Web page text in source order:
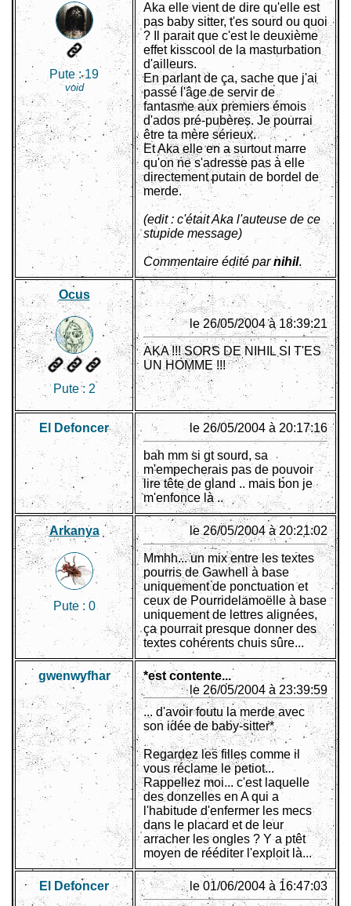
Pute :19
void
Aka elle vient de dire qu'elle est
pas baby sitter, t'es sourd ou quoi
? Il parait que c'est le deuxième
effet kisscool de la masturbation
d'ailleurs.
En parlant de ça, sache que j'ai
passé l'âge de servir de
fantasme aux premiers émois
d'ados pré-pubères. Je pourrai
être ta mère sérieux.
Et Aka elle en a surtout marre
qu'on ne s'adresse pas à elle
directement putain de bordel de
merde.
(edit : c'était Aka l'auteuse de ce
stupide message)
Commentaire édité parnihil.
Ocus
Pute : 2
le 26/05/2004 à 18:39:21
AKA !!! SORS DE NIHIL SI T'ES
UN HOMME !!!
El Defoncer le 26/05/2004 à 20:17:16
bah mm si gt sourd, sa
m'empecherais pas de pouvoir
lire tête de gland .. mais bon je
m'enfonce là ..
Arkanya
Pute : 0
le 26/05/2004 à 20:21:02
Mmhh... un mix entre les textes
pourris de Gawhell à base
uniquement de ponctuation et
ceux de Pourridelamoëlle à base
uniquement de lettres alignées,
ça pourrait presque donner des
textes cohérents chuis sûre...
gwenwyfhar
*est contente...
le 26/05/2004 à 23:39:59
... d'avoir foutu la merde avec
son idée de baby-sitter*
Regardez les filles comme il
vous réclame le petiot...
Rappellez moi... c'est laquelle
des donzelles en A qui a
l'habitude d'enfermer les mecs
dans le placard et de leur
arracher les ongles ? Y a ptêt
moyen de rééditer l'exploit là...
El Defoncer le 01/06/2004 à 16:47:03